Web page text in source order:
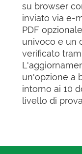
su browser
inviato via e-
PDF
univoco e un
verificato
un'opzione a
intorno ai 10
livello di